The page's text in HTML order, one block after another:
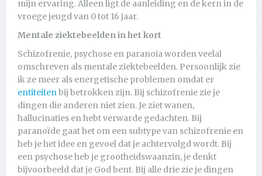
mijn ervaring. Alleen ligt de aanleiding en de kern in de
vroege jeugd van 0 tot 16 jaar.
Mentale ziektebeelden in het kort
Schizofrenie, psychose en paranoia worden veelal
omschreven als mentale ziektebeelden. Persoonlijk zie
ik ze meer als energetische problemen omdat er
entiteiten bij betrokken zijn. Bij schizofrenie zie je
dingen die anderen niet zien. Je ziet wanen,
hallucinaties en hebt verwarde gedachten. Bij
paranoïde gaat het om een subtype van schizofrenie en
heb je het idee en gevoel dat je achtervolgd wordt. Bij
een psychose heb je grootheidswaanzin, je denkt
bijvoorbeeld dat je God bent. Bij alle drie zie je dingen